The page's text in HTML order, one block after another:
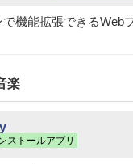
機能拡張できるWeb
楽
ストールアプリ